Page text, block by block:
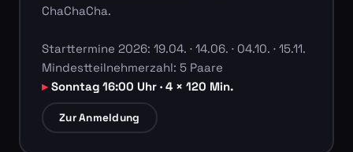
ChaChaCha.
Starttermine 2026: 19.04. · 14.06. · 04.10. · 15.11.
Mindestteilnehmerzahl: 5 Paare
Sonntag 16:00 Uhr · 4 × 120 Min.
Zur Anmeldung